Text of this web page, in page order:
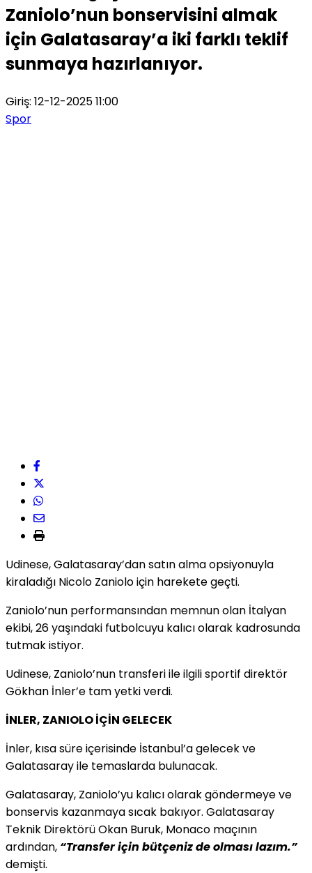
Zaniolo’nun bonservisini almak
için Galatasaray’a iki farklı teklif
sunmaya hazırlanıyor.
Giriş: 12-12-2025 11:00
Spor
Udinese, Galatasaray’dan satın alma opsiyonuyla
kiraladığı Nicolo Zaniolo için harekete geçti.
Zaniolo’nun performansından memnun olan İtalyan
ekibi, 26 yaşındaki futbolcuyu kalıcı olarak kadrosunda
tutmak istiyor.
Udinese, Zaniolo’nun transferi ile ilgili sportif direktör
Gökhan İnler’e tam yetki verdi.
İNLER, ZANIOLO İÇİN GELECEK
İnler, kısa süre içerisinde İstanbul’a gelecek ve
Galatasaray ile temaslarda bulunacak.
Galatasaray, Zaniolo’yu kalıcı olarak göndermeye ve
bonservis kazanmaya sıcak bakıyor. Galatasaray
Teknik Direktörü Okan Buruk, Monaco maçının
ardından, “Transfer için bütçeniz de olması lazım.”
demişti.